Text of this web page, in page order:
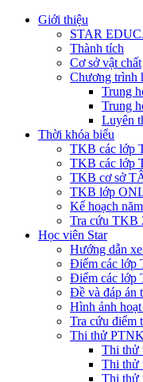
Giới thiệu
STAR
Thành tích
Cơ sở vật chất
Chương trình
Trung
Trung
Luyên
Thời khóa biểu
TKB các lớp
TKB các lớp
TKB cơ sở
TKB lớp
Kế hoạch
Tra cứu TKB
Học viên Star
Hướng dẫn
Điểm các lớp
Điểm các lớp
Đề và đáp án
Hình ảnh
Tra cứu điểm
Thi thử
Thi thử
Thi thử
Thi thử